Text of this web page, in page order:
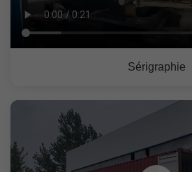
Sérigraphie